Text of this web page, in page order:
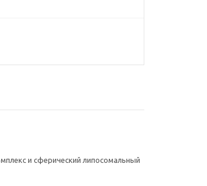
и сферический липосомальный